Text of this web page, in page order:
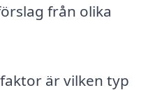
från olika
är vilken typ